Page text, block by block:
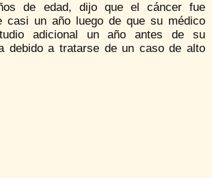
de edad, dijo que el cáncer fue
casi un año luego de que su médico
adicional un año antes de su
debido a tratarse de un caso de alto